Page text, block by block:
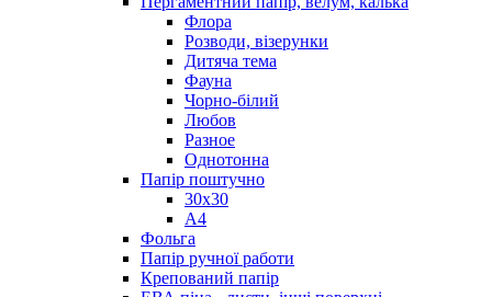
Флора
Розводи, візерунки
Дитяча тема
Фауна
Чорно-білий
Любов
Разное
Однотонна
Папір поштучно
30х30
А4
Фольга
Папір ручної работи
Крепований папір